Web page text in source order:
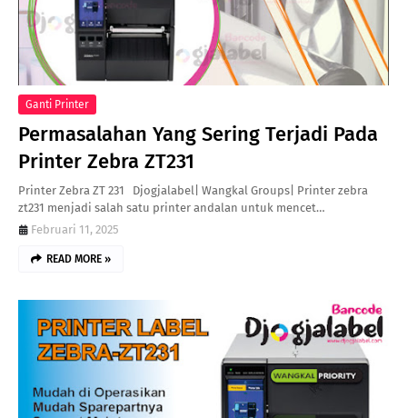
Ganti Printer
Permasalahan Yang Sering Terjadi Pada
Printer Zebra ZT231
Printer Zebra ZT 231 Djogjalabel| Wangkal Groups| Printer zebra
zt231 menjadi salah satu printer andalan untuk mencet…
Februari 11, 2025
READ MORE »